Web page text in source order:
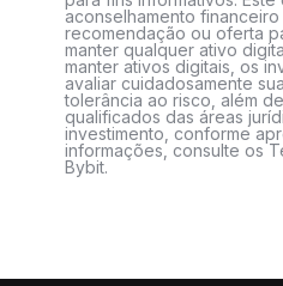
aconselhamento
recomendação ou oferta
manter qualquer ativo
manter ativos digitais, os
avaliar cuidadosamente
tolerância ao risco, além
qualificados das áreas
investimento, conforme
informações, consulte os
Bybit.